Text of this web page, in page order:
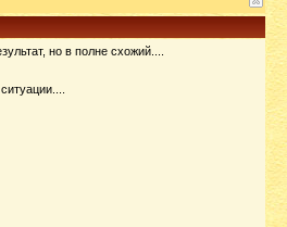
но в полне схожий....